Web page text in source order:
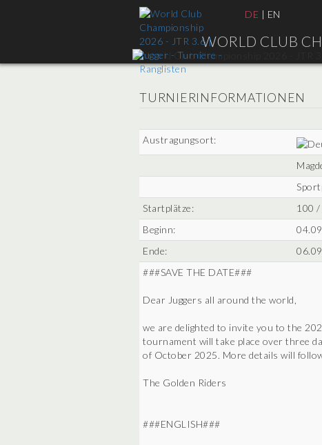
DE | EN
WORLD CLUB
TURNIERINFORMATIONEN
Austragungsort:
Startplätze:
100 /
Beginn:
Ende:
###SAVE THE DATE###
Dear Juggers all around the world,
we are delighted to invite you to the
tournament will take place over three
of October 2025. More details will
The Golden Riders
###ENGLISH###